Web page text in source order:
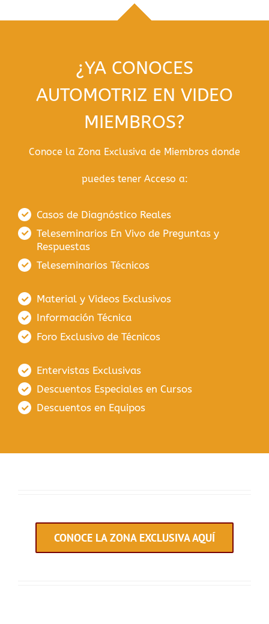
¿YA CONOCES
AUTOMOTRIZ EN VIDEO
MIEMBROS?
Conoce la Zona Exclusiva de Miembros donde
puedes tener Acceso a:
Casos de Diagnóstico Reales
Teleseminarios En Vivo de Preguntas y
Respuestas
Teleseminarios Técnicos
Material y Videos Exclusivos
Información Técnica
Foro Exclusivo de Técnicos
Entervistas Exclusivas
Descuentos Especiales en Cursos
Descuentos en Equipos
CONOCE LA ZONA EXCLUSIVA AQUÍ